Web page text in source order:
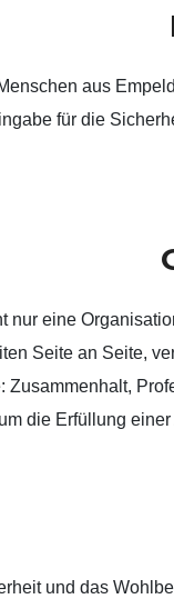
aus
für die
nur eine
Seite an Seite,
Zusammenhalt,
die Erfüllung
und das